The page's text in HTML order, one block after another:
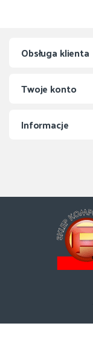
Obsługa klienta
Twoje konto
Informacje